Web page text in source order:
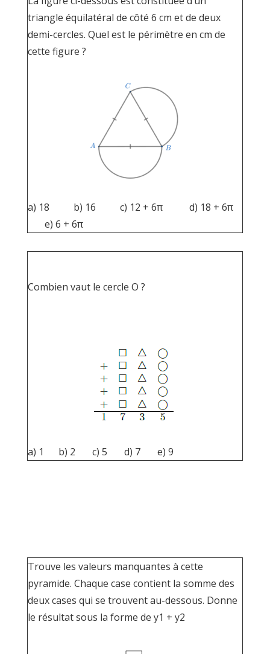
triangle équilatéral de côté 6 cm et de deux
demi-cercles. Quel est le périmètre en cm de
cette figure ?
a) 18 b) 16 c) 12 + 6π d) 18 + 6π
e) 6 + 6π
Combien vaut le cercle Ο ?
a) 1 b) 2 c) 5 d) 7 e) 9
Trouve les valeurs manquantes à cette
pyramide. Chaque case contient la somme des
deux cases qui se trouvent au-dessous. Donne
le résultat sous la forme de y1 + y2